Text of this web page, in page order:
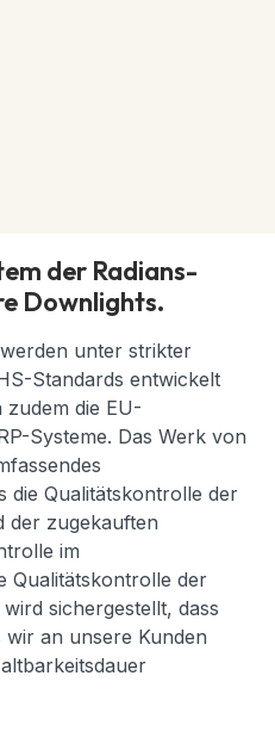
der Radians-
Downlights.
unter strikter
Standards entwickelt
die EU-
Systeme. Das Werk von
die Qualitätskontrolle der
der zugekauften
im
Qualitätskontrolle der
sichergestellt, dass
wir an unsere Kunden